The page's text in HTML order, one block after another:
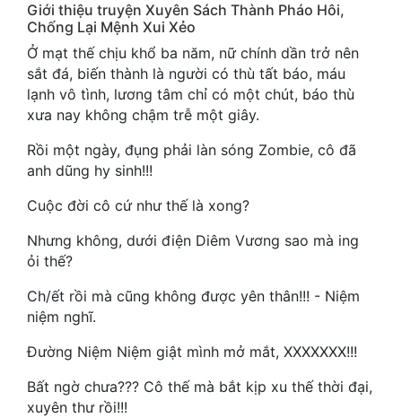
Dị Giới
Dị Năng
Gia Đấu
Góc Nhìn Nam
Góc Nhìn Nữ
Huyền Ảo
Hài Hước
Khoa Huyễn
Giới thiệu truyện Xuyên Sách Thành Pháo Hôi,
Chống Lại Mệnh Xui Xẻo
Ở mạt thế chịu khổ ba năm, nữ chính dần trở nên
sắt đá, biến thành là người có thù tất báo, máu
lạnh vô tình, lương tâm chỉ có một chút, báo thù
xưa nay không chậm trễ một giây.
Rồi một ngày, đụng phải làn sóng Zombie, cô đã
anh dũng hy sinh!!!
Cuộc đời cô cứ như thế là xong?
Nhưng không, dưới điện Diêm Vương sao mà ing
ỏi thế?
Ch/ết rồi mà cũng không được yên thân!!! - Niệm
niệm nghĩ.
Đường Niệm Niệm giật mình mở mắt, XXXXXXX!!!
Bất ngờ chưa??? Cô thế mà bắt kịp xu thế thời đại,
xuyên thư rồi!!!